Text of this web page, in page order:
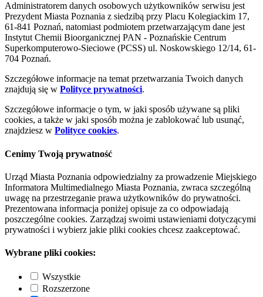
Administratorem danych osobowych użytkowników serwisu jest
Prezydent Miasta Poznania z siedzibą przy Placu Kolegiackim 17,
61-841 Poznań, natomiast podmiotem przetwarzającym dane jest
Instytut Chemii Bioorganicznej PAN - Poznańskie Centrum
Superkomputerowo-Sieciowe (PCSS) ul. Noskowskiego 12/14, 61-
704 Poznań.
Szczegółowe informacje na temat przetwarzania Twoich danych
znajdują się w Polityce prywatności.
Szczegółowe informacje o tym, w jaki sposób używane są pliki
cookies, a także w jaki sposób można je zablokować lub usunąć,
znajdziesz w Polityce cookies.
Cenimy Twoją prywatność
Urząd Miasta Poznania odpowiedzialny za prowadzenie Miejskiego
Informatora Multimedialnego Miasta Poznania, zwraca szczególną
uwagę na przestrzeganie prawa użytkowników do prywatności.
Prezentowana informacja poniżej opisuje za co odpowiadają
poszczególne cookies. Zarządzaj swoimi ustawieniami dotyczącymi
prywatności i wybierz jakie pliki cookies chcesz zaakceptować.
Wybrane pliki cookies:
Wszystkie
Rozszerzone